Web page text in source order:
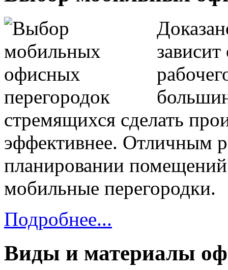
стремящихся сделать
эффективнее. Отличным
планировании помещений
мобильные перегородки.
Подробнее...
Виды и материалы